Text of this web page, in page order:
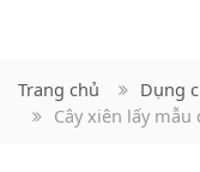
Trang chủ Dụng
Cây xiên lấy